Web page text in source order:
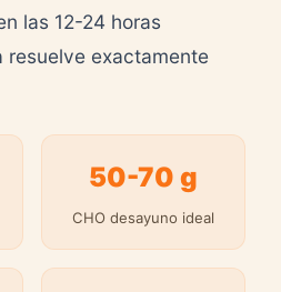
las 12-24 horas
resuelve exactamente
50-70 g
CHO desayuno ideal